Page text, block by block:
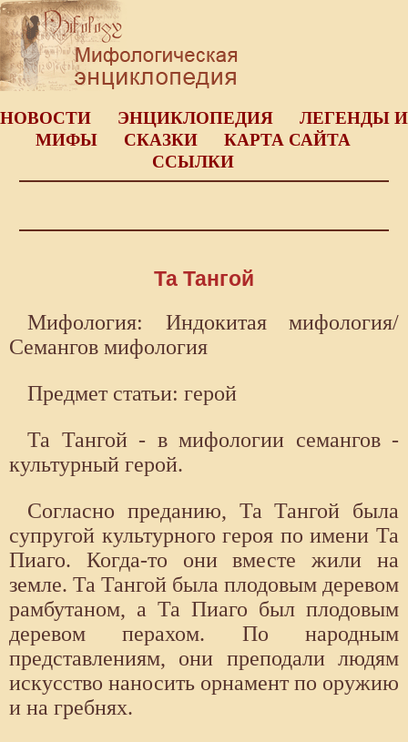
НОВОСТИ ЭНЦИКЛОПЕДИЯ
ЛЕГЕНДЫ И
МИФЫ
СКАЗКИ
КАРТА САЙТА
ССЫЛКИ
Та Тангой
Мифология: Индокитая мифология/
Семангов мифология
Предмет статьи: герой
Та Тангой - в мифологии семангов -
культурный герой.
Согласно преданию, Та Тангой была
супругой культурного героя по имени Та
Пиаго. Когда-то они вместе жили на
земле. Та Тангой была плодовым деревом
рамбутаном, а Та Пиаго был плодовым
деревом перахом. По народным
представлениям, они преподали людям
искусство наносить орнамент по оружию
и на гребнях.